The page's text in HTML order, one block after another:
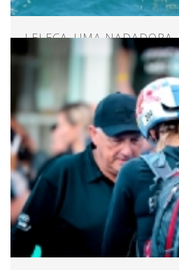
LELECA, UMA
CARAVELAS E 60 KM DE